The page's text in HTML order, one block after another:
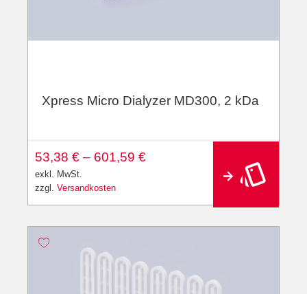
Xpress Micro Dialyzer MD300, 2 kDa
53,38 € – 601,59 €
exkl. MwSt.
zzgl. Versandkosten
v